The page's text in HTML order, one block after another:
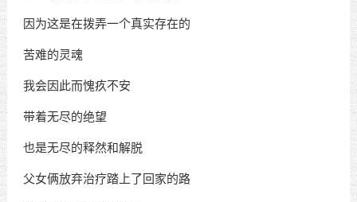
因为这是在拨弄一个真实存在的
苦难的灵魂
我会因此而愧疚不安
带着无尽的绝望
也是无尽的释然和解脱
父女俩放弃治疗踏上了回家的路